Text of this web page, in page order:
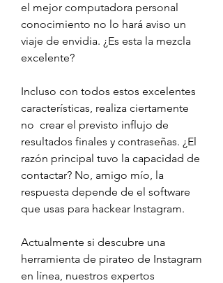
el mejor computadora personal
conocimiento no lo hará aviso un
viaje de envidia. ¿Es esta la mezcla
excelente?
Incluso con todos estos excelentes
características, realiza ciertamente
no  crear el previsto influjo de
resultados finales y contraseñas. ¿El
razón principal tuvo la capacidad de
contactar? No, amigo mío, la
respuesta depende de el software
que usas para hackear Instagram.
Actualmente si descubre una
herramienta de pirateo de Instagram
en línea, nuestros expertos